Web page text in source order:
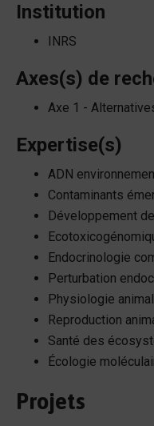
Institution
INRS
Axes(s) de
Axe 1 -
Expertise(s)
ADN
Contaminants
Développement
Endocrinologie
Perturbation
Physiologie
Reproduction
Santé des
Écologie
Projets